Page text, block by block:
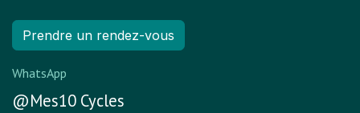
Prendre un rendez-vous
WhatsApp
@Mes10 Cycles